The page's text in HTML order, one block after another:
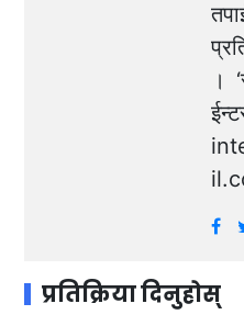
।
प्रतिक्रिया दिनुहोस्